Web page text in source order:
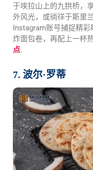
于埃拉山上的九拱桥，
外风光，或徜徉于斯里
Instagram账号捕捉精
炸面包卷，再配上一杯
点.
7. 波尔·罗蒂